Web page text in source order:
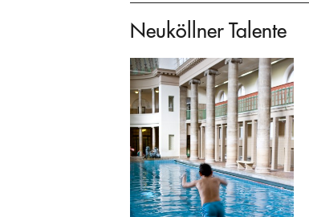
Neuköllner Talente